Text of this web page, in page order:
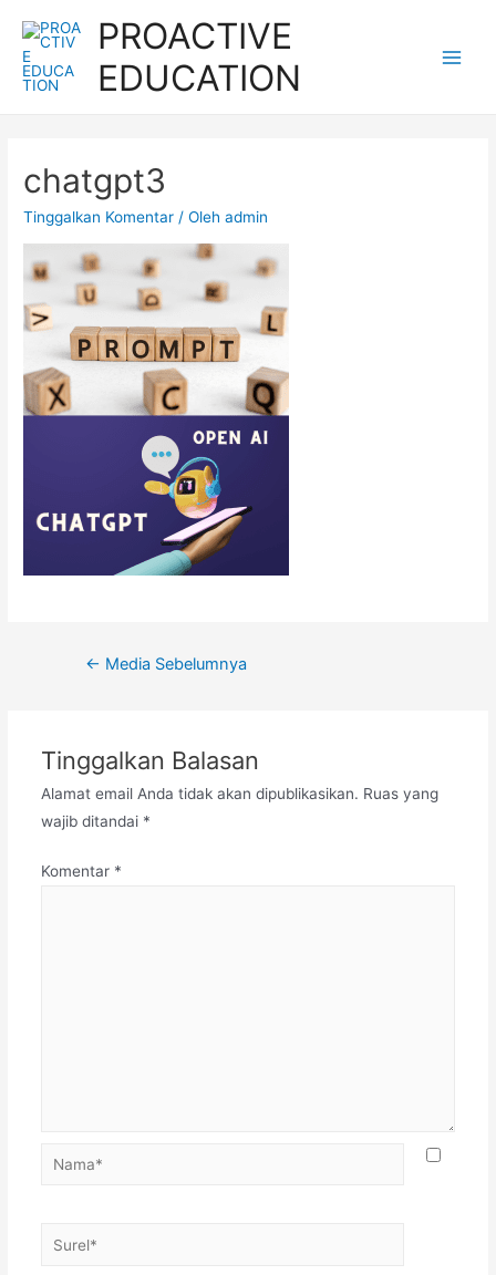
konten
PROACTIVE
EDUCATION
chatgpt3
Tinggalkan Komentar / Olehadmin
Navigasi
← Media Sebelumnya
Tinggalkan Balasan
Alamat email Anda tidak akan dipublikasikan. Ruas yang
wajib ditandai *
Komentar *
Nama*
Surel*